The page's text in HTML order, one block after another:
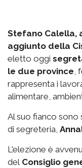
Stefano Calella,
aggiunto della
eletto oggi
le due province,
rappresenta i
alimentare,
Al suo fianco
di segreteria,
L'elezione è
del Consiglio